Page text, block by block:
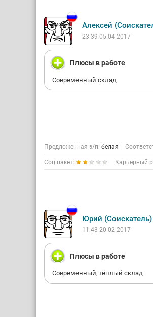
Алексей
23:39 05.04.2017
Плюсы в работе
Современный склад
Предложенная з/п: белая
Соц.пакет: Карьерный
Юрий (Соискатель)
11:43 20.02.2017
Плюсы в работе
Современный, тёплый склад